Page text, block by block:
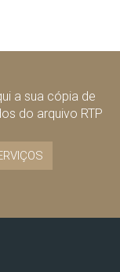
a sua cópia de
do arquivo RTP